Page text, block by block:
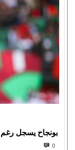
بونجاح يسجل رغم
0